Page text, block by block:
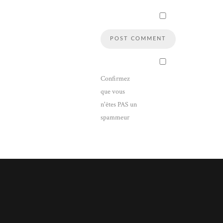
Confirmez
que vous
n'êtes PAS un
spammeur